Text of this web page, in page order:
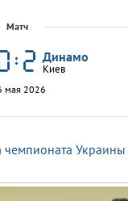
Матч
Динамо
Киев
мая 2026
чемпионата Украины